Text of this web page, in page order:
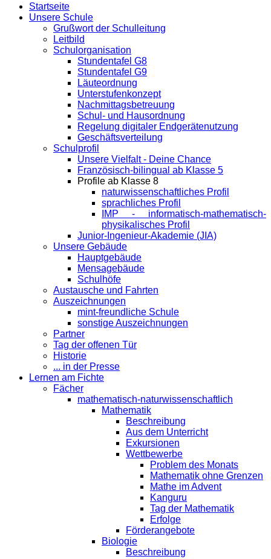
Startseite
Unsere Schule
Grußwort der Schulleitung
Leitbild
Schulorganisation
Stundentafel G8
Stundentafel G9
Läuteordnung
Unterstufenkonzept
Nachmittagsbetreuung
Schul- und Hausordnung
Regelung digitaler Endgeräte­nutzung
Geschäftsverteilung
Schulprofil
Unsere Vielfalt - Deine Chance
Französisch-bilingual ab Klasse 5
Profile ab Klasse 8
naturwissenschaftliches Profil
sprachliches Profil
IMP - informatisch-mathematisch-
physikalisches Profil
Junior-Ingenieur-Akademie (JIA)
Unsere Gebäude
Hauptgebäude
Mensagebäude
Schulhöfe
Austausche und Fahrten
Auszeichnungen
mint-freundliche Schule
sonstige Auszeichnungen
Partner
Tag der offenen Tür
Historie
... in der Presse
Lernen am Fichte
Fächer
mathematisch-naturwissenschaftlich
Mathematik
Beschreibung
Aus dem Unterricht
Exkursionen
Wettbewerbe
Problem des Monats
Mathematik ohne Grenzen
Mathe im Advent
Kanguru
Tag der Mathematik
Erfolge
Förderangebote
Biologie
Beschreibung